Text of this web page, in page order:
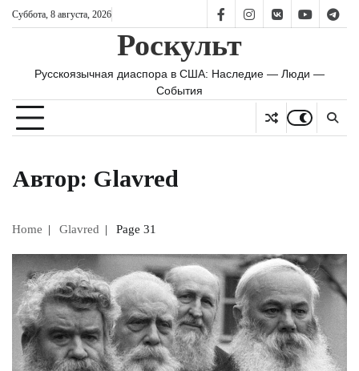
SkipСуббота, 8 августа, 2026
FB IS vk YT TG
Роскульт
Русскоязычная диаспора в США: Наследие — Люди —
События
Автор: Glavred
Home Glavred Page 31